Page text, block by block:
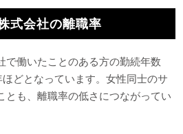
式会社の離職率
で働いたことのある方の勤続年数
どとなっています。女性同士のサ
とも、離職率の低さにつながってい